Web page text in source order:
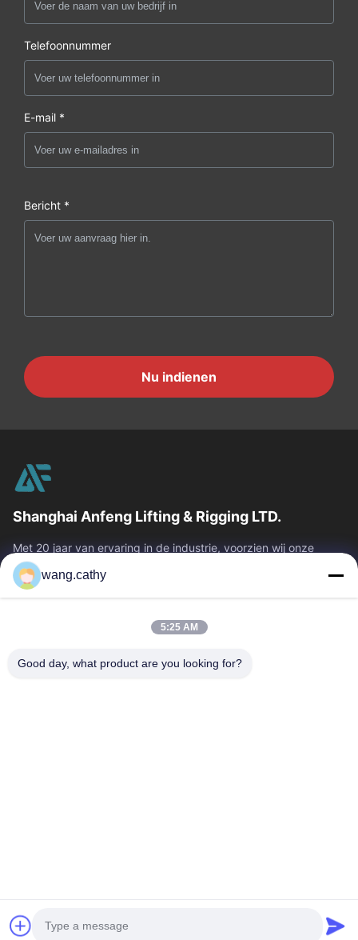
Telefoonnummer
E-mail *
Bericht *
Nu indienen
Shanghai Anfeng Lifting & Rigging LTD.
Met 20 jaar van ervaring in de industrie, voorzien wij onze
klanten van premie die & producten en douane-ontworpen het
opheffen oplossingen...
Snelle Links
Producten
Video's
Ongeveer Ons
wang.cathy
5:25 AM
Good day, what product are you looking for?